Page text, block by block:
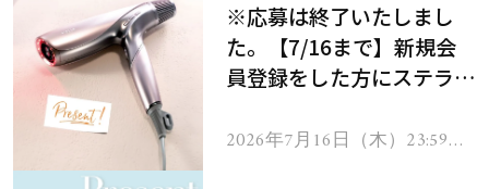
※応募は終了いたしまし
た。【7/16まで】新規会
員登録をした方にステラボ
ヘアドライヤー ジュエル
2026年7月16日（木）23:59ま